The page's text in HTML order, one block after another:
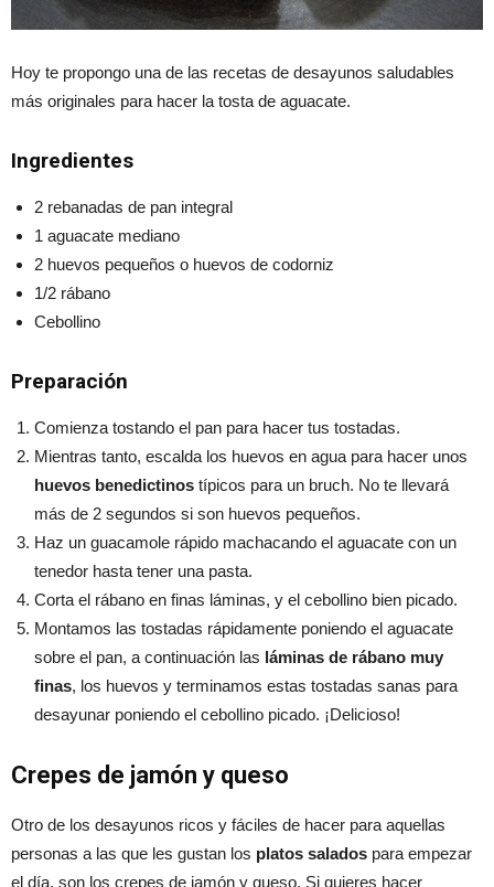
Hoy te propongo una de las recetas de desayunos saludables
más originales para hacer la tosta de aguacate.
Ingredientes
2 rebanadas de pan integral
1 aguacate mediano
2 huevos pequeños o huevos de codorniz
1/2 rábano
Cebollino
Preparación
Comienza tostando el pan para hacer tus tostadas.
Mientras tanto, escalda los huevos en agua para hacer unos
huevos benedictinos típicos para un bruch. No te llevará
más de 2 segundos si son huevos pequeños.
Haz un guacamole rápido machacando el aguacate con un
tenedor hasta tener una pasta.
Corta el rábano en finas láminas, y el cebollino bien picado.
Montamos las tostadas rápidamente poniendo el aguacate
sobre el pan, a continuación las láminas de rábano muy
finas, los huevos y terminamos estas tostadas sanas para
desayunar poniendo el cebollino picado. ¡Delicioso!
Crepes de jamón y queso
Otro de los desayunos ricos y fáciles de hacer para aquellas
personas a las que les gustan los platos salados para empezar
el día, son los crepes de jamón y queso. Si quieres hacer